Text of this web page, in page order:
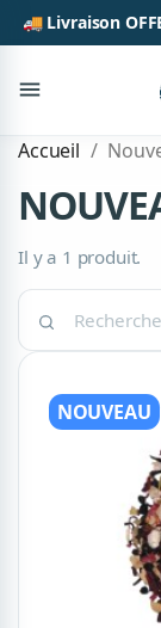
🚚 Livraison
menu
Accueil
Il y a 1 produit.
Rechercher
nouveau
NOUVEAU